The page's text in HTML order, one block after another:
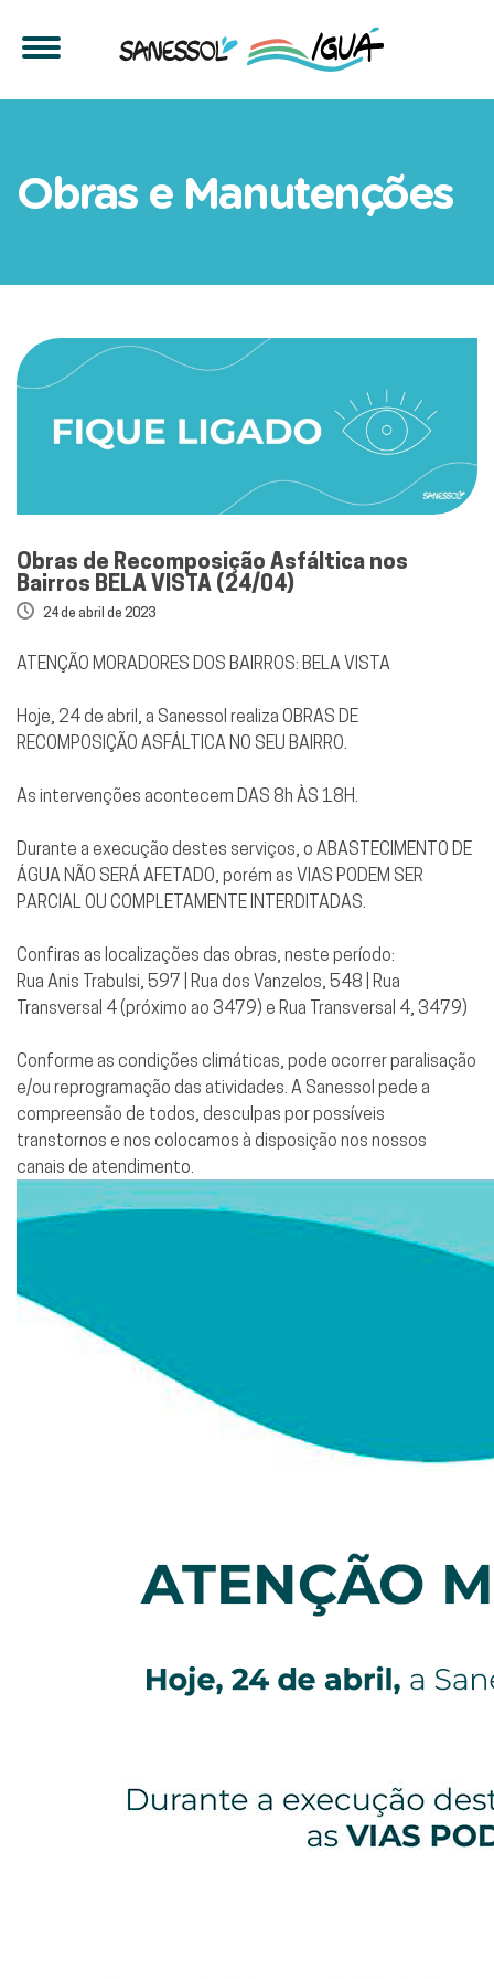
Obras e Manutenções
Obras de Recomposição Asfáltica nos
Bairros BELA VISTA (24/04)
24 de abril de 2023
ATENÇÃO MORADORES DOS BAIRROS: BELA VISTA
Hoje, 24 de abril, a Sanessol realiza OBRAS DE
RECOMPOSIÇÃO ASFÁLTICA NO SEU BAIRRO.
As intervenções acontecem DAS 8h ÀS 18H.
Durante a execução destes serviços, o ABASTECIMENTO DE
ÁGUA NÃO SERÁ AFETADO, porém as VIAS PODEM SER
PARCIAL OU COMPLETAMENTE INTERDITADAS.
Confiras as localizações das obras, neste período:
Rua Anis Trabulsi, 597 | Rua dos Vanzelos, 548 | Rua
Transversal 4 (próximo ao 3479) e Rua Transversal 4, 3479)
Conforme as condições climáticas, pode ocorrer paralisação
e/ou reprogramação das atividades. A Sanessol pede a
compreensão de todos, desculpas por possíveis
transtornos e nos colocamos à disposição nos nossos
canais de atendimento.